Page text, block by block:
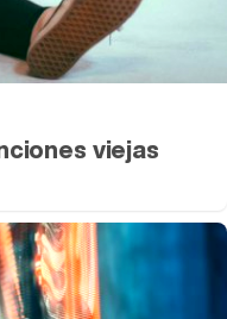
viejas